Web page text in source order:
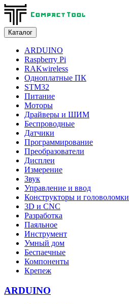
Каталог
ARDUINO
Raspberry Pi
RAKwireless
Одноплатные ПК
STM32
Питание
Моторы
Драйверы и ШИМ
Беспроводные
Датчики
Программирование
Преобразователи
Дисплеи
Измерение
Звук
Управление и ввод
Конструкторы и головоломки
3D и CNC
Разработка
Паяльное
Инструмент
Умный дом
Беспаечные
Компоненты
Крепеж
ARDUINO